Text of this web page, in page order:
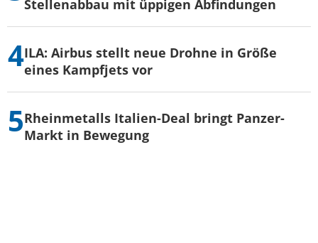
Stellenabbau mit üppigen Abfindungen
ILA: Airbus stellt neue Drohne in Größe
eines Kampfjets vor
Rheinmetalls Italien-Deal bringt Panzer-
Markt in Bewegung